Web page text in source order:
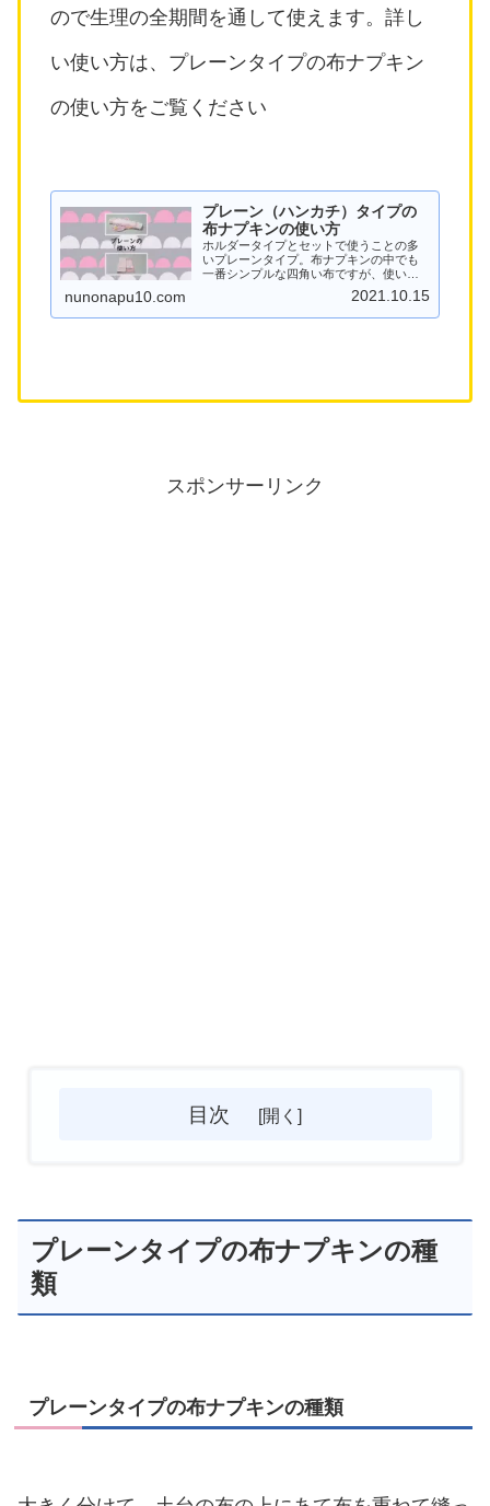
ので生理の全期間を通して使えます。詳し
い使い方は、プレーンタイプの布ナプキン
の使い方をご覧ください
プレーン（ハンカチ）タイプの
布ナプキンの使い方
ホルダータイプとセットで使うことの多
いプレーンタイプ。布ナプキンの中でも
一番シンプルな四角い布ですが、使い方
は幅広く、少ない日にはふつうの三つ折
りにして、多い日には補助になる布ナプ
キンを足せば、長時間でも乗り切れるの
nunonapu10.com 2021.10.15
スポンサーリンク
目次
プレーンタイプの布ナプキンの種
類
プレーンタイプの布ナプキンの種類